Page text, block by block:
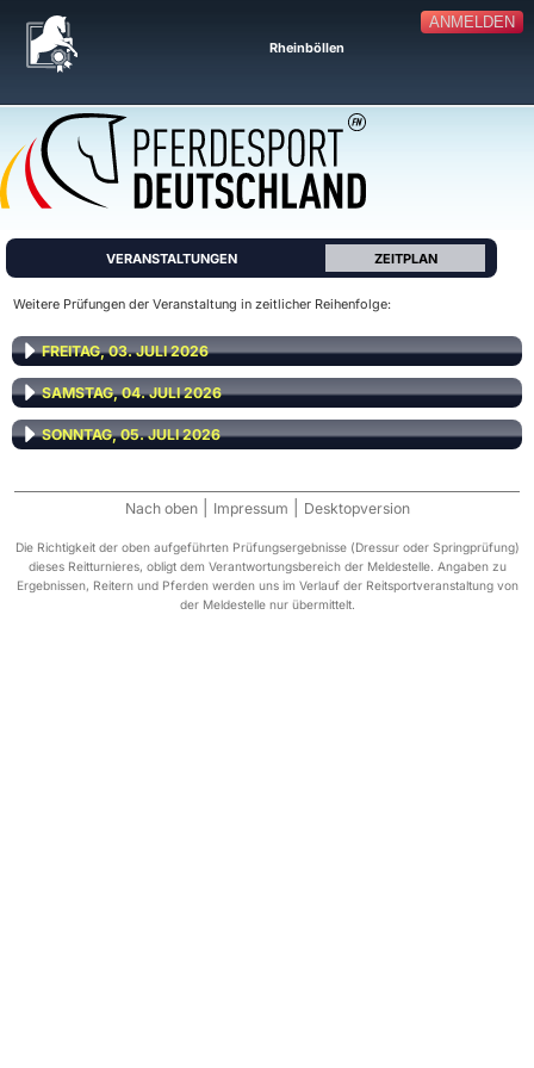
ANMELDEN
Rheinböllen
VERANSTALTUNGEN ZEITPLAN
Weitere Prüfungen der Veranstaltung in zeitlicher Reihenfolge:
FREITAG, 03. JULI 2026
SAMSTAG, 04. JULI 2026
SONNTAG, 05. JULI 2026
Nach oben Impressum Desktopversion
Die Richtigkeit der oben aufgeführten Prüfungsergebnisse (Dressur oder Springprüfung)
dieses Reitturnieres, obligt dem Verantwortungsbereich der Meldestelle. Angaben zu
Ergebnissen, Reitern und Pferden werden uns im Verlauf der Reitsportveranstaltung von
der Meldestelle nur übermittelt.